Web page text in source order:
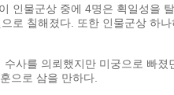
인물군상 중에 4명은 획일성을
로 칠해졌다. 또한 인물군상 하
사를 의뢰했지만 미궁으로 빠졌
으로 삼을 만하다.